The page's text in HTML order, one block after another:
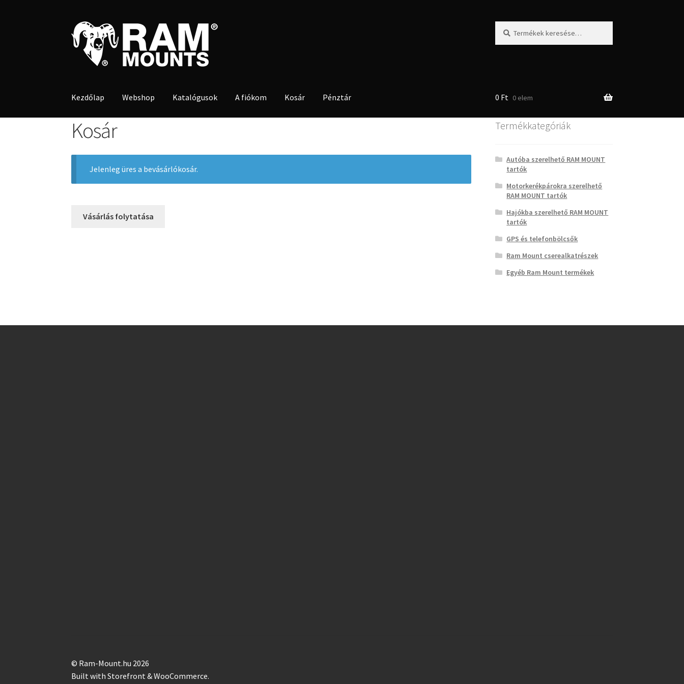
Ugrás
a
navigációhoz
Kilépés
a
tartalomba
Kezdőlap Webshop Katalógusok A fiókom Kosár Pénztár 0 Ft 0 elem
Kosár
Jelenleg üres a bevásárlókosár.
Vásárlás folytatása
Termékkategóriák
Autóba szerelhető RAM MOUNT
tartók
Motorkerékpárokra szerelhető
RAM MOUNT tartók
Hajókba szerelhető RAM MOUNT
tartók
GPS és telefonbölcsők
Ram Mount cserealkatrészek
Egyéb Ram Mount termékek
© Ram-Mount.hu 2026
Built with Storefront & WooCommerce.